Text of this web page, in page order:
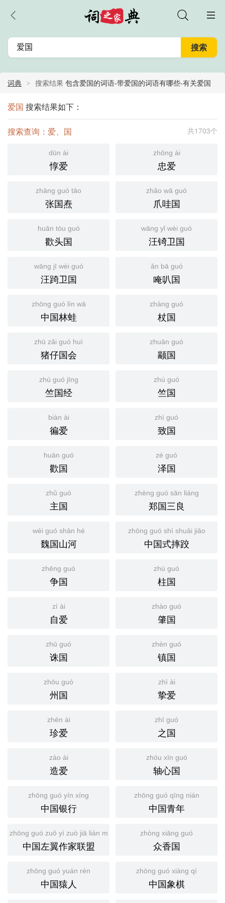
词典 搜索结果 包含爱国的词语-带爱国的词语有哪些-有关爱国
的相关词语大全
爱国 搜索结果如下：
共1703个
搜索查询：爱、国
dūn ài
惇爱
zhōng ài
忠爱
zhāng guó tāo
张国焘
zhǎo wā guó
爪哇国
huān tóu guó
歡头国
wāng yǐ wèi guó
汪锜卫国
wāng jī wèi guó
汪踦卫国
ǎn bā guó
唵叭国
zhōng guó lín wā
中国林蛙
zhàng guó
杖国
zhū zǎi guó huì
猪仔国会
zhuān guó
颛国
zhú guó jīng
竺国经
zhú guó
竺国
biàn ài
徧爱
zhì guó
致国
huān guó
歡国
zé guó
泽国
zhǔ guó
主国
zhèng guó sān liáng
郑国三良
wèi guó shān hé
魏国山河
zhōng guó shì shuāi jiāo
中国式摔跤
zhēng guó
争国
zhù guó
柱国
zì ài
自爱
zhào guó
肇国
zhū guó
诛国
zhèn guó
镇国
zhōu guó
州国
zhì ài
挚爱
zhēn ài
珍爱
zhī guó
之国
zào ài
造爱
zhóu xīn guó
轴心国
zhōng guó yín xíng
中国银行
zhōng guó qīng nián
中国青年
zhōng guó zuǒ yì zuò jiā lián méng
中国左翼作家联盟
zhòng xiāng guó
众香国
zhōng guó yuán rén
中国猿人
zhōng guó xiàng qí
中国象棋